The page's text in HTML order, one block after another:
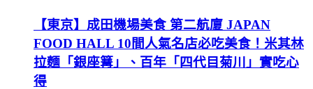
【東京】成田機場美食 第二航廈 JAPAN
FOOD HALL 10間人氣名店必吃美食！米其林
拉麵「銀座篝」、百年「四代目菊川」實吃心
得